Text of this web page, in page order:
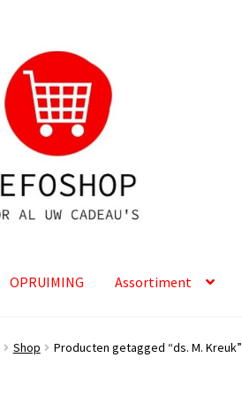
OPRUIMING Assortiment
Shop Producten getagged “ds. M. Kreuk”